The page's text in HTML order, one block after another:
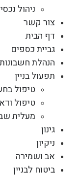
ניהול
צור קשר
דף הבית
גביית כספים
הנהלת חשבונות
תפעול בניין
טיפול
טיפול
מעלית
גינון
ניקיון
אב ושמירה
ביטוח לבניין